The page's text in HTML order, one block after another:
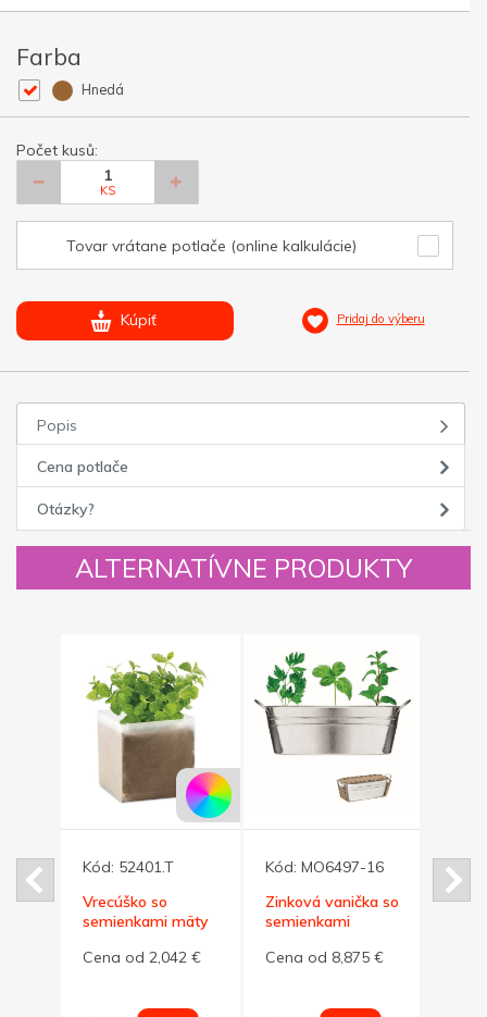
Farba
Hnedá
Počet kusů:
KS
Tovar vrátane potlače (online kalkulácie)
Kúpiť Pridaj do výberu
Popis
Cena potlače
Otázky?
ALTERNATÍVNE PRODUKTY
Kód: 52401.T
Vrecúško so
semienkami mäty
Cena od 2,042 €
Kód: MO6497-16
Zinková vanička so
semienkami
Cena od 8,875 €
Kód: